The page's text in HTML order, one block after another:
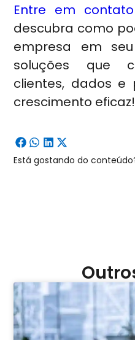
Entre em contato
descubra como
empresa em
soluções que
clientes, dados e
crescimento eficaz!
Está gostando do